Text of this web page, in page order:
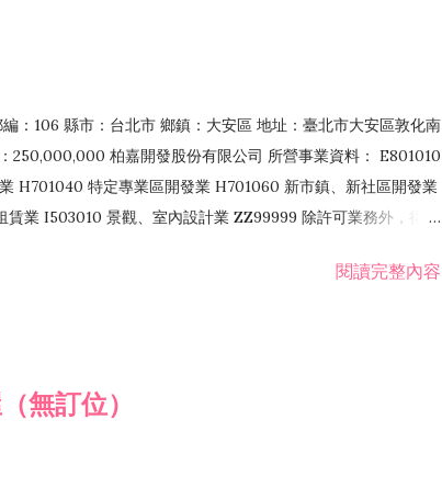
：106 縣市：台北市 鄉鎮：大安區 地址：臺北市大安區敦化南
250,000,000 柏嘉開發股份有限公司 所營事業資料： E801010
H701040 特定專業區開發業 H701060 新市鎮、新社區開發業
業 I503010 景觀、室內設計業 ZZ99999 除許可業務外，得經
閱讀完整內容
無訂位）